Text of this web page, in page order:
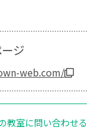
ジ
web.com/
教室に問い合わせる